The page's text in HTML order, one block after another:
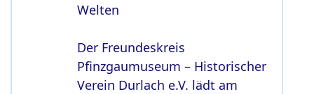
Welten
Der Freundeskreis
Pfinzgaumuseum – Historischer
Verein Durlach e.V. lädt am